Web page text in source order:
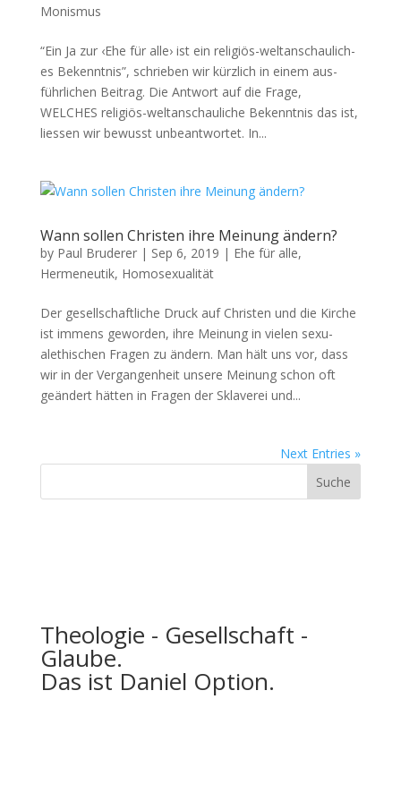
Monismus
“Ein Ja zur ‹Ehe für alle› ist ein reli­gi­ös-welt­an­schau­li­ch­
es Bekennt­nis”, schrieben wir kür­zlich in einem aus­
führlichen Beitrag. Die Antwort auf die Frage,
WELCHES religiös-weltan­schauliche Beken­nt­nis das ist,
liessen wir bewusst unbeant­wortet. In...
Wann sollen Christen ihre Meinung ändern?
by Paul Bruderer| Sep 6, 2019 | Ehe für alle,
Hermeneutik, Homosexualität
Der gesellschaftliche Druck auf Chris­ten und die Kirche
ist immens gewor­den, ihre Mei­n­ung in vie­len sex­u­
alethis­chen Fra­gen zu ändern. Man hält uns vor, dass
wir in der Ver­gan­gen­heit unsere Mei­n­ung schon oft
geän­dert hät­ten in Fra­gen der Sklaverei und...
Next Entries »
Theologie - Gesellschaft -
Glaube.
Das ist Daniel Option.